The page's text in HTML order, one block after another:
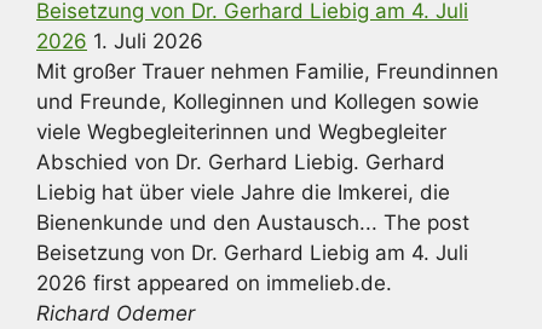
Beisetzung von Dr. Gerhard Liebig am 4. Juli
2026 1. Juli 2026
Mit großer Trauer nehmen Familie, Freundinnen
und Freunde, Kolleginnen und Kollegen sowie
viele Wegbegleiterinnen und Wegbegleiter
Abschied von Dr. Gerhard Liebig. Gerhard
Liebig hat über viele Jahre die Imkerei, die
Bienenkunde und den Austausch... The post
Beisetzung von Dr. Gerhard Liebig am 4. Juli
2026 first appeared on immelieb.de.
Richard Odemer